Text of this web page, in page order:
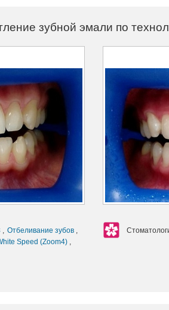
зубной эмали по
, Отбеливание зубов ,
Speed (Zoom4) ,